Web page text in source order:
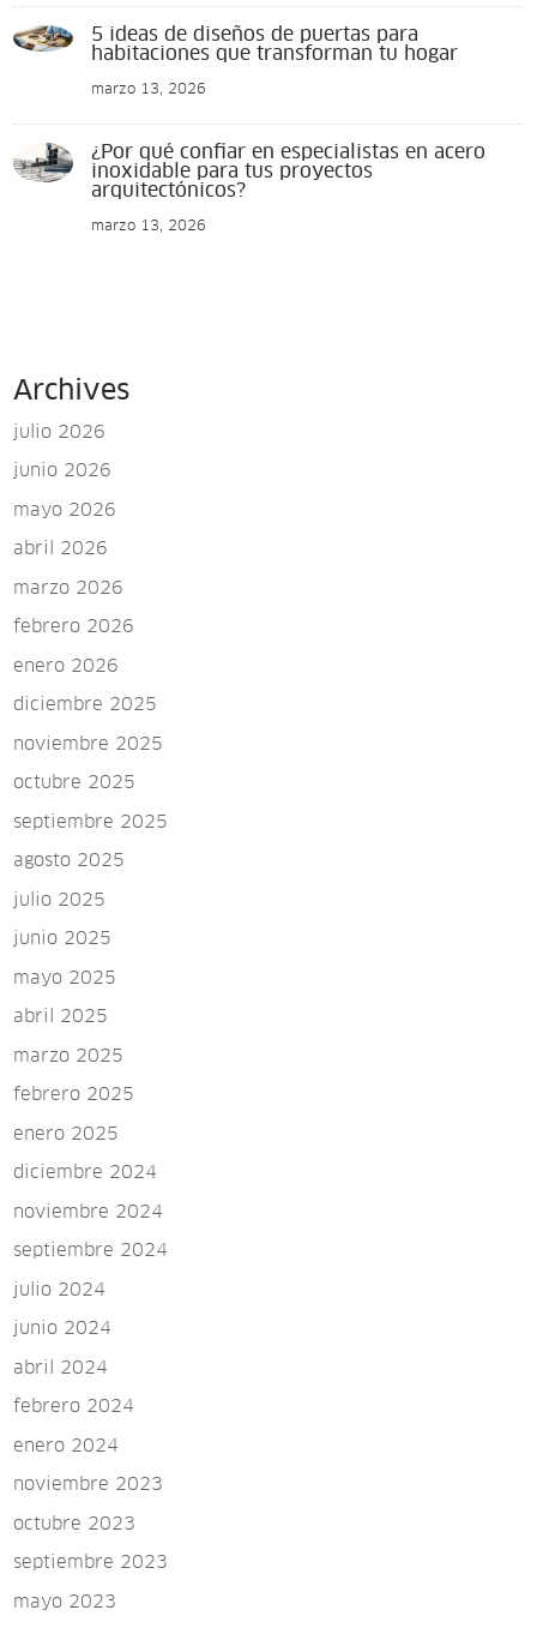
5 ideas de diseños de puertas para
habitaciones que transforman tu hogar
marzo 13, 2026
¿Por qué confiar en especialistas en acero
inoxidable para tus proyectos
arquitectónicos?
marzo 13, 2026
Archives
julio 2026
junio 2026
mayo 2026
abril 2026
marzo 2026
febrero 2026
enero 2026
diciembre 2025
noviembre 2025
octubre 2025
septiembre 2025
agosto 2025
julio 2025
junio 2025
mayo 2025
abril 2025
marzo 2025
febrero 2025
enero 2025
diciembre 2024
noviembre 2024
septiembre 2024
julio 2024
junio 2024
abril 2024
febrero 2024
enero 2024
noviembre 2023
octubre 2023
septiembre 2023
mayo 2023